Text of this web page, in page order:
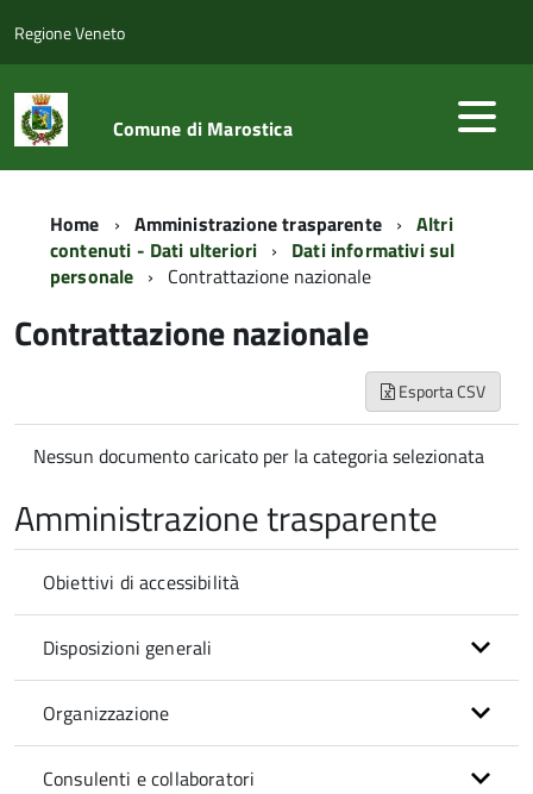
Regione Veneto
Comune di Marostica
Home Amministrazione trasparente
Altri
contenuti - Dati ulteriori
Dati informativi sul
personale
Contrattazione nazionale
Contrattazione nazionale
Esporta CSV
Nessun documento caricato per la categoria selezionata
Amministrazione trasparente
Obiettivi di accessibilità
Disposizioni generali
Organizzazione
Consulenti e collaboratori